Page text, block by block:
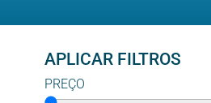
APLICAR FILTROS
PREÇO